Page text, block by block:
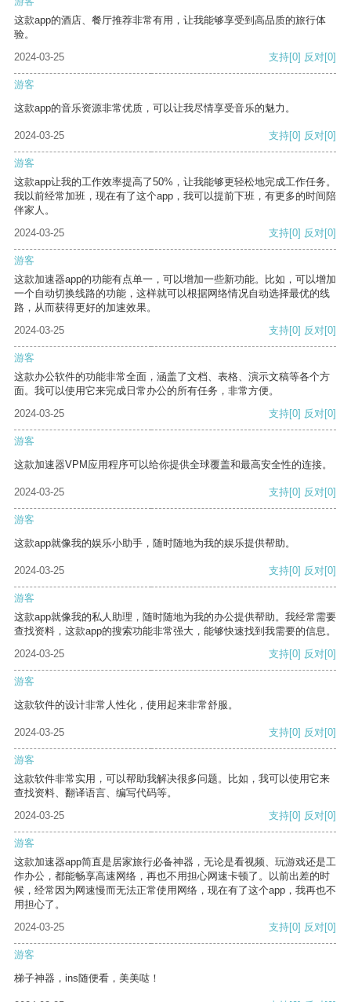
这款app的酒店、餐厅推荐非常有用，让我能够享受到高品质的旅行体
验。
2024-03-25
支持[0] 反对[0]
游客
这款app的音乐资源非常优质，可以让我尽情享受音乐的魅力。
2024-03-25 支持[0] 反对[0]
游客
这款app让我的工作效率提高了50%，让我能够更轻松地完成工作任务。
我以前经常加班，现在有了这个app，我可以提前下班，有更多的时间陪
伴家人。
2024-03-25
支持[0] 反对[0]
游客
这款加速器app的功能有点单一，可以增加一些新功能。比如，可以增加
一个自动切换线路的功能，这样就可以根据网络情况自动选择最优的线
路，从而获得更好的加速效果。
2024-03-25
支持[0] 反对[0]
游客
这款办公软件的功能非常全面，涵盖了文档、表格、演示文稿等各个方
面。我可以使用它来完成日常办公的所有任务，非常方便。
2024-03-25
支持[0] 反对[0]
游客
这款加速器VPM应用程序可以给你提供全球覆盖和最高安全性的连接。
2024-03-25 支持[0] 反对[0]
游客
这款app就像我的娱乐小助手，随时随地为我的娱乐提供帮助。
2024-03-25 支持[0] 反对[0]
游客
这款app就像我的私人助理，随时随地为我的办公提供帮助。我经常需要
查找资料，这款app的搜索功能非常强大，能够快速找到我需要的信息。
2024-03-25
支持[0] 反对[0]
游客
这款软件的设计非常人性化，使用起来非常舒服。
2024-03-25 支持[0] 反对[0]
游客
这款软件非常实用，可以帮助我解决很多问题。比如，我可以使用它来
查找资料、翻译语言、编写代码等。
2024-03-25
支持[0] 反对[0]
游客
这款加速器app简直是居家旅行必备神器，无论是看视频、玩游戏还是工
作办公，都能畅享高速网络，再也不用担心网速卡顿了。以前出差的时
候，经常因为网速慢而无法正常使用网络，现在有了这个app，我再也不
用担心了。
2024-03-25
支持[0] 反对[0]
游客
梯子神器，ins随便看，美美哒！